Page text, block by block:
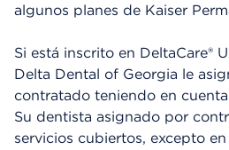
algunos planes de Kaiser
Si está inscrito en DeltaCare®
Delta Dental of Georgia le
contratado teniendo en
Su dentista asignado por
servicios cubiertos, excepto